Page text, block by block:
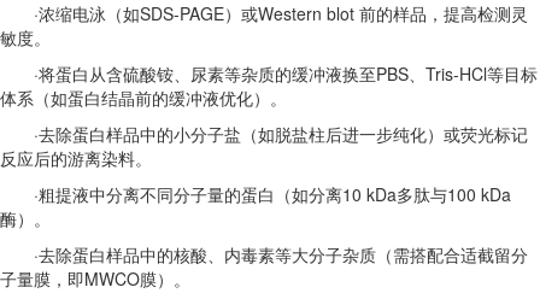
·浓缩电泳（如SDS-PAGE）或Western blot 前的样品，提高检测灵
敏度。
·将蛋白从含硫酸铵、尿素等杂质的缓冲液换至PBS、Tris-HCl等目标
体系（如蛋白结晶前的缓冲液优化）。
·去除蛋白样品中的小分子盐（如脱盐柱后进一步纯化）或荧光标记
反应后的游离染料。
·粗提液中分离不同分子量的蛋白（如分离10 kDa多肽与100 kDa
酶）。
·去除蛋白样品中的核酸、内毒素等大分子杂质（需搭配合适截留分
子量膜，即MWCO膜）。